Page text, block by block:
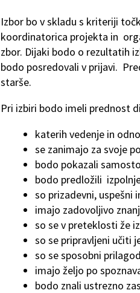
Izbor bo v skladu s kriteriji
koordinatorica projekta in
zbor. Dijaki bodo o rezultatih
bodo posredovali v prijavi.
starše.
Pri izbiri bodo imeli prednost
katerih vedenje in
se zanimajo za svoje
bodo pokazali
bodo predložili
so prizadevni, uspešni
imajo zadovoljivo
so se v preteklosti že
so se pripravljeni učiti
so se sposobni
imajo željo po
bodo znali ustrezno